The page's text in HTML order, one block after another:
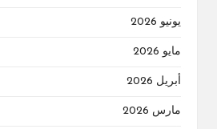
يونيو 2026
مايو 2026
أبريل 2026
مارس 2026